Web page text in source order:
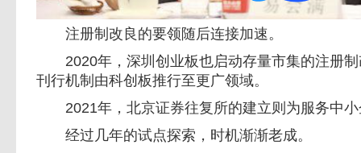
注册制改良的要领随后连接加速。
2020年，深圳创业板也启动存量市集的注册制
刊行机制由科创板推行至更广领域。
2021年，北京证券往复所的建立则为服务中小
经过几年的试点探索，时机渐渐老成。